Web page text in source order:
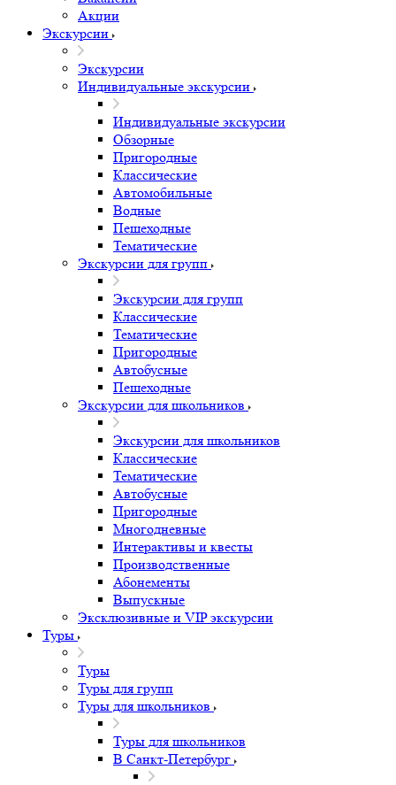
Акции
Экскурсии
Экскурсии
Индивидуальные экскурсии
Индивидуальные экскурсии
Обзорные
Пригородные
Классические
Автомобильные
Водные
Пешеходные
Тематические
Экскурсии для групп
Экскурсии для групп
Классические
Тематические
Пригородные
Автобусные
Пешеходные
Экскурсии для школьников
Экскурсии для школьников
Классические
Тематические
Автобусные
Пригородные
Многодневные
Интерактивы и квесты
Производственные
Абонементы
Выпускные
Эксклюзивные и VIP экскурсии
Туры
Туры
Туры для групп
Туры для школьников
Туры для школьников
В Санкт-Петербург